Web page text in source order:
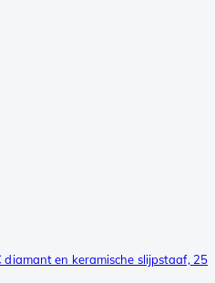
diamant en keramische slijpstaaf, 25